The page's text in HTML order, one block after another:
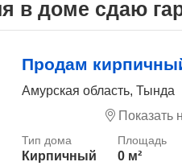
в доме сдаю
Продам
Амурская область, Тында
Показать
Кирпичный
0 м²